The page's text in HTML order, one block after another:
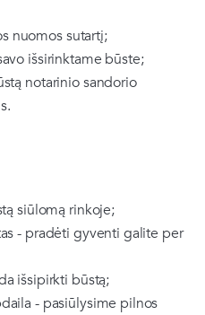
nuomos sutartį;
išsirinktame būste;
notarinio sandorio
siūlomą rinkoje;
- pradėti gyventi galite per
išsipirkti būstą;
- pasiūlysime pilnos